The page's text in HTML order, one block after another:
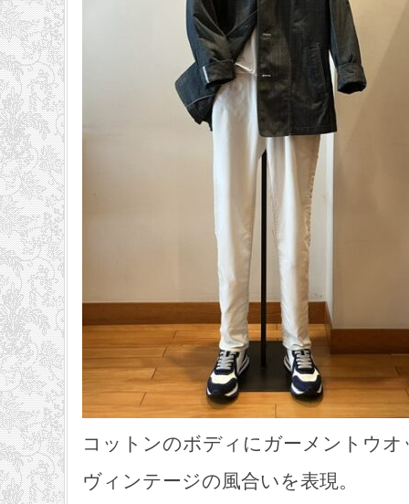
コットンのボディにガーメントウ
ヴィンテージの風合いを表現。